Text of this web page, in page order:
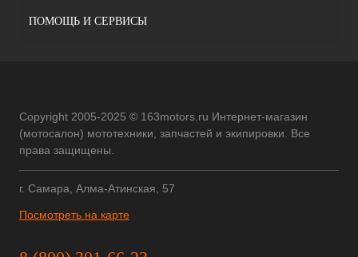
ПОМОЩЬ И СЕРВИСЫ
Copyright 2005-2025 © 163motors.ru Интернет-магазин
(мотосалон) мототехники, запчастей и экипировки. Все
права защищены.
г. Самара, Алма-Атинская, 57
Посмотреть на карте